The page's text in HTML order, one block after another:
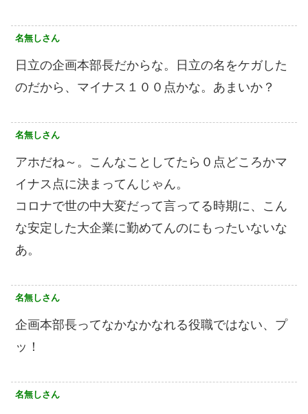
名無しさん
日立の企画本部長だからな。日立の名をケガした
のだから、マイナス１００点かな。あまいか？
名無しさん
アホだね～。こんなことしてたら０点どころかマ
イナス点に決まってんじゃん。
コロナで世の中大変だって言ってる時期に、こん
な安定した大企業に勤めてんのにもったいないな
あ。
名無しさん
企画本部長ってなかなかなれる役職ではない、プ
ッ！
名無しさん